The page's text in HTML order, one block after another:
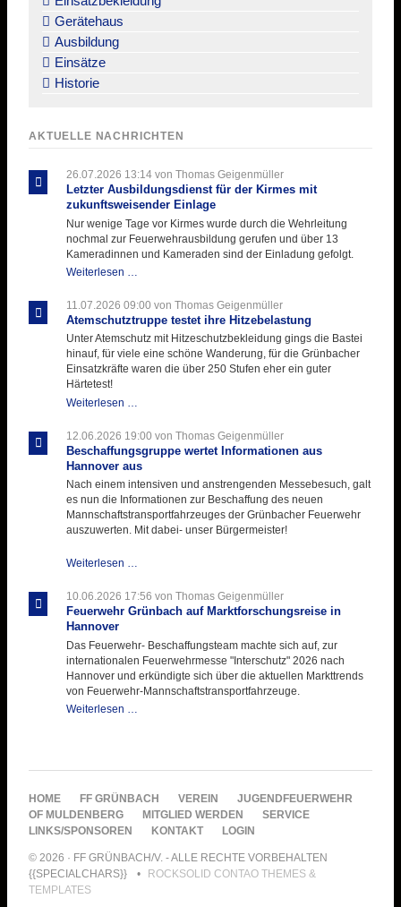
Gerätehaus
Ausbildung
Einsätze
Historie
AKTUELLE NACHRICHTEN
26.07.2026 13:14von Thomas Geigenmüller
Letzter Ausbildungsdienst für der Kirmes mit
zukunftsweisender Einlage
Nur wenige Tage vor Kirmes wurde durch die Wehrleitung
nochmal zur Feuerwehrausbildung gerufen und über 13
Kameradinnen und Kameraden sind der Einladung gefolgt.
Weiterlesen …
für
der
Kirmes
mit
zukunftsweisender
11.07.2026 09:00 von Thomas Geigenmüller
Atemschutztruppe testet ihre Hitzebelastung
Unter Atemschutz mit Hitzeschutzbekleidung gings die Bastei
hinauf, für viele eine schöne Wanderung, für die Grünbacher
Einsatzkräfte waren die über 250 Stufen eher ein guter
Härtetest!
Weiterlesen …
ihre
Hitzebelastung
12.06.2026 19:00 von Thomas Geigenmüller
Beschaffungsgruppe wertet Informationen aus
Hannover aus
Nach einem intensiven und anstrengenden Messebesuch, galt
es nun die Informationen zur Beschaffung des neuen
Mannschaftstransportfahrzeuges der Grünbacher Feuerwehr
auszuwerten. Mit dabei- unser Bürgermeister!
Weiterlesen …
Informationen
aus
10.06.2026 17:56 von Thomas Geigenmüller
Feuerwehr Grünbach auf Marktforschungsreise in
Hannover
Das Feuerwehr- Beschaffungsteam machte sich auf, zur
internationalen Feuerwehrmesse "Interschutz" 2026 nach
Hannover und erkündigte sich über die aktuellen Markttrends
von Feuerwehr-Mannschaftstransportfahrzeuge.
Weiterlesen …
in
NAVIGATION
ÜBERSPRINGEN
HOME FF GRÜNBACH VEREIN
JUGENDFEUERWEHR
OF MULDENBERG
MITGLIED WERDEN
SERVICE
LINKS/SPONSOREN
KONTAKT LOGIN
© 2026 · FF GRÜNBACH/V. - ALLE RECHTE VORBEHALTEN
{{SPECIALCHARS}}
ROCKSOLID CONTAO THEMES &
TEMPLATES